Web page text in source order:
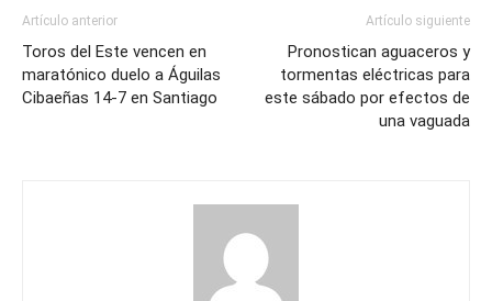
Artículo anterior
Toros del Este vencen en
maratónico duelo a Águilas
Cibaeñas 14-7 en Santiago
Artículo siguiente
Pronostican aguaceros y
tormentas eléctricas para
este sábado por efectos de
una vaguada